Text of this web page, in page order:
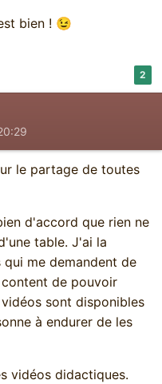
bien ! 😉
2
le partage de toutes
d'accord que rien ne
table. J'ai la
me demandent de
de pouvoir
sont disponibles
à endurer de les
vidéos didactiques.